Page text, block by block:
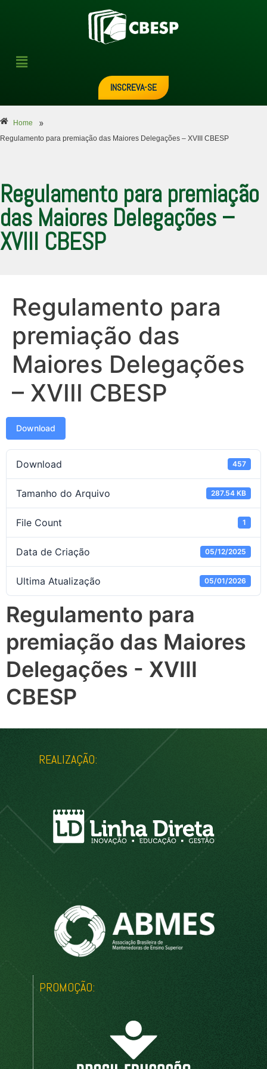
INSCREVA-SE
Home »
Regulamento para premiação das Maiores Delegações – XVIII CBESP
Regulamento para premiação
das Maiores Delegações –
XVIII CBESP
Regulamento para
premiação das
Maiores Delegações
– XVIII CBESP
Download
Download 457
Tamanho do Arquivo 287.54 KB
File Count 1
Data de Criação 05/12/2025
Ultima Atualização 05/01/2026
Regulamento para
premiação das Maiores
Delegações - XVIII
CBESP
REALIZAÇÃO:
PROMOÇÃO: